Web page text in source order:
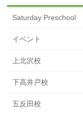
Saturday Preschool
イベント
上北沢校
下高井戸校
五反田校